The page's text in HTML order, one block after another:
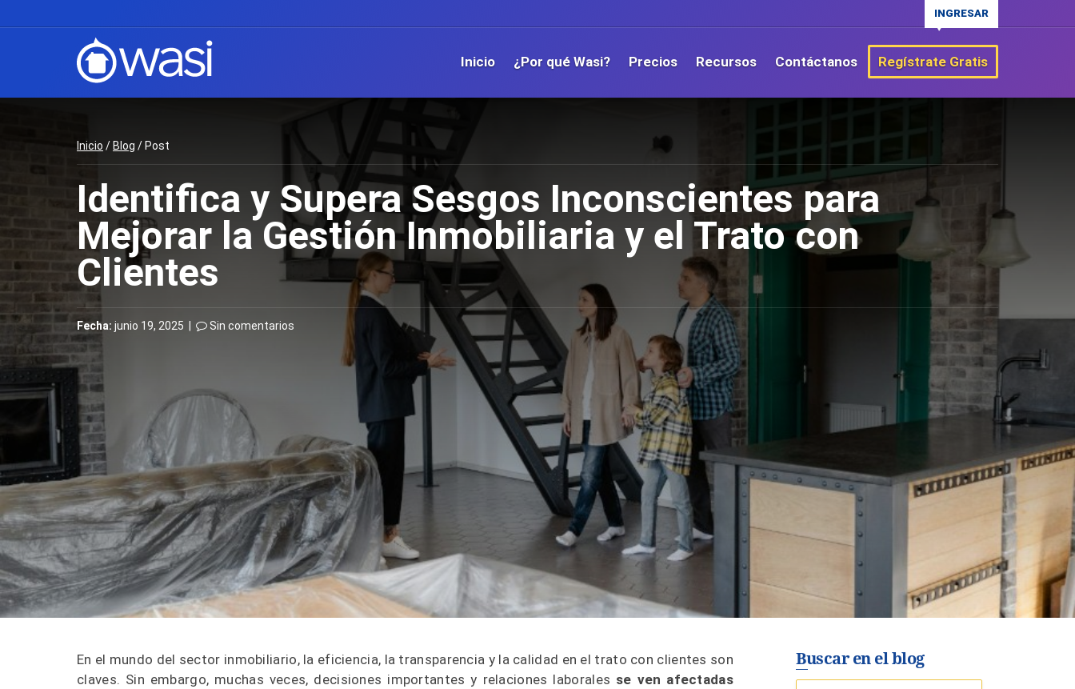
INGRESAR
Inicio ¿Por qué Wasi? Precios Recursos Contáctanos Regístrate Gratis
Inicio / Blog / Post
Identifica y Supera Sesgos Inconscientes para
Mejorar la Gestión Inmobiliaria y el Trato con
Clientes
Fecha: junio 19, 2025 | Sin comentarios
En el mundo del sector inmobiliario, la eficiencia, la transparencia y la calidad en el trato con clientes son
claves. Sin embargo, muchas veces, decisiones importantes y relaciones laborales se ven afectadas
Buscar en el blog